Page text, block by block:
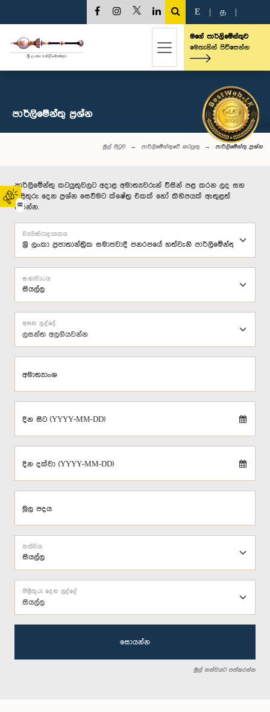
02
E த
මගේ පාර්ලිමේන්තුව
මෙතැනින් පිවිසෙන්න
පාර්ලි‌මේන්තු‌ ප්‍රශ්න
මුල් පිටුව පාර්ලිමේන්තුවේ කටයුතු පාර්ලි‌මේන්තු‌ ප්‍රශ්න
පාර්ලිමේන්තු කටයුතුවලට අදාළ අමාත්‍යවරුන් විසින් පළ කරන ලද සහ
පිළිතුරු දෙන ප්‍රශ්න සෙවීමට ක්ෂේත්‍ර එකක් හෝ කිහිපයක් ඇතුළත්
කරන්න.
ව්‍යවස්ථාදායකය
සභාවාරය
ලසන්ත අලගියවන්න
අසන ලද්දේ
අමාත්‍යාංශ
දින සිට (YYYY-MM-DD)
දින දක්වා (YYYY-MM-DD)
මූල පදය
තත්වය
සියල්ල
පිළිතුරු දෙන ලද්දේ
සොයන්න
මුල් තත්වයට පත්කරන්න